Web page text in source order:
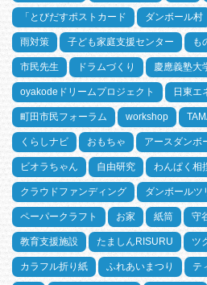
「とびだすポストカード ダンボール村
雨対策 子ども家庭支援センター も
市民先生 ドラムづくり 慶應義塾大
oyakodeドリームプロジェクト 日東エ
町田市民フォーラム workshop
くらしナビ おもちゃ アースダンボ
ビオラちゃん 自由研究 わんぱく相
クラウドファンディング ダンボールツ
ペーパークラフト お家 紙筒 守
教育支援施設 たましんRISURU ツ
カラフル折り紙 ふれあいまつり テ